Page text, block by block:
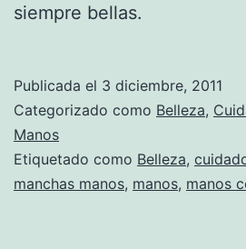
siempre bellas.
Publicada el 3 diciembre, 2011
Categorizado como Belleza,
Manos
Etiquetado como Belleza,
manchas manos, manos, manos